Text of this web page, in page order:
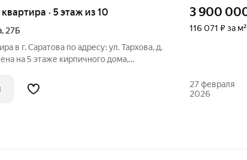
квартира · 5 этаж из 10
, 27Б
в г. Саратова по адресу: ул. Тархова, д.
на 5 этаже кирпичного дома,
тамбур, что обеспечивает
3 900
116 071 ₽ за м²
27 февраля
2026